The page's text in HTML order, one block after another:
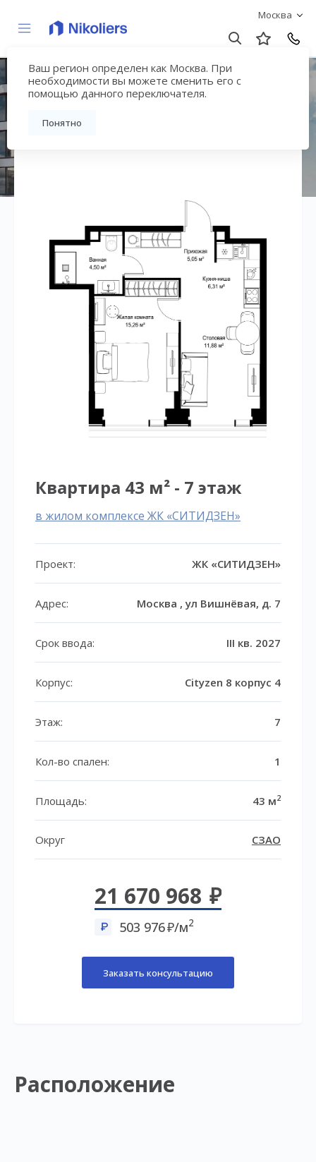
Москва
Ваш регион определен как Москва. При
необходимости вы можете сменить его с
помощью данного переключателя.
Понятно
ЖК «СИТИДЗЕН»
Вернуться на страницу жилого комплекса
Квартира 43 м² - 7 этаж
в жилом комплексе ЖК «СИТИДЗЕН»
Проект: ЖК «СИТИДЗЕН»
Адрес: Москва , ул Вишнёвая, д. 7
Срок ввода: III кв. 2027
Корпус: Cityzen 8 корпус 4
Этаж: 7
Кол-во спален: 1
Площадь: 43 м2
Округ СЗАО
21 670 968
503 976 /м2
Заказать консультацию
Расположение